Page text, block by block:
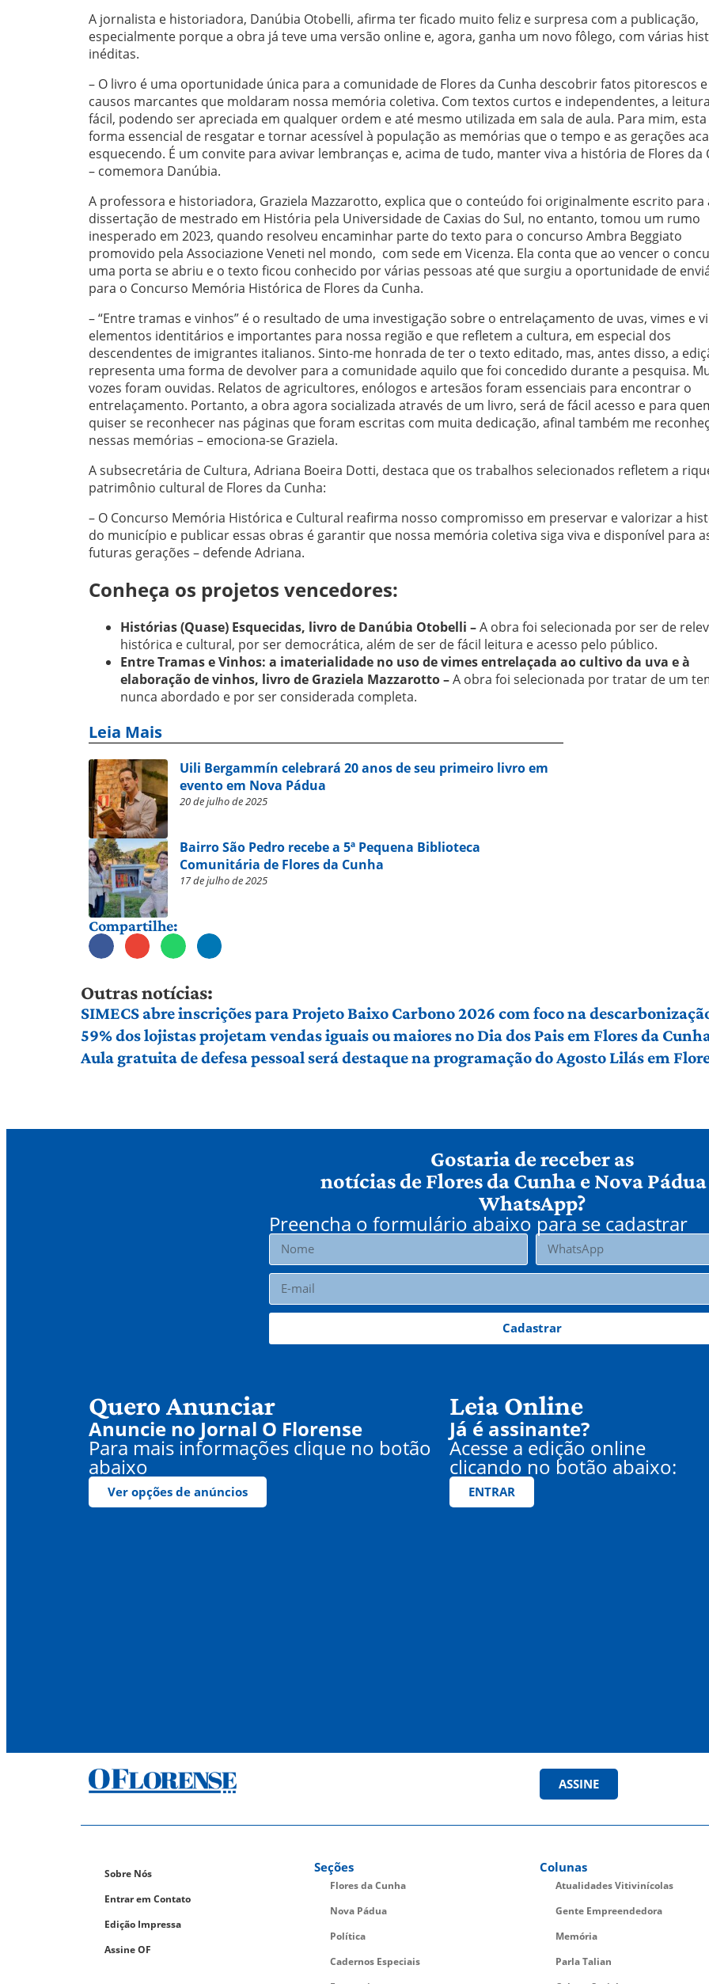
A jornalista e historiadora, Danúbia Otobelli, afirma ter ficado muito feliz e surpresa com a publicação,
especialmente porque a obra já teve uma versão online e, agora, ganha um novo fôlego, com várias
inéditas.
– O livro é uma oportunidade única para a comunidade de Flores da Cunha descobrir fatos pitorescos e
causos marcantes que moldaram nossa memória coletiva. Com textos curtos e independentes, a
fácil, podendo ser apreciada em qualquer ordem e até mesmo utilizada em sala de aula. Para mim,
forma essencial de resgatar e tornar acessível à população as memórias que o tempo e as gerações
esquecendo. É um convite para avivar lembranças e, acima de tudo, manter viva a história de Flores da
– comemora Danúbia.
A professora e historiadora, Graziela Mazzarotto, explica que o conteúdo foi originalmente escrito para
dissertação de mestrado em História pela Universidade de Caxias do Sul, no entanto, tomou um rumo
inesperado em 2023, quando resolveu encaminhar parte do texto para o concurso Ambra Beggiato
promovido pela Associazione Veneti nel mondo, com sede em Vicenza. Ela conta que ao vencer o
uma porta se abriu e o texto ficou conhecido por várias pessoas até que surgiu a oportunidade de
para o Concurso Memória Histórica de Flores da Cunha.
– “Entre tramas e vinhos” é o resultado de uma investigação sobre o entrelaçamento de uvas, vimes e
elementos identitários e importantes para nossa região e que refletem a cultura, em especial dos
descendentes de imigrantes italianos. Sinto-me honrada de ter o texto editado, mas, antes disso, a
representa uma forma de devolver para a comunidade aquilo que foi concedido durante a pesquisa.
vozes foram ouvidas. Relatos de agricultores, enólogos e artesãos foram essenciais para encontrar o
entrelaçamento. Portanto, a obra agora socializada através de um livro, será de fácil acesso e para
quiser se reconhecer nas páginas que foram escritas com muita dedicação, afinal também me
nessas memórias – emociona-se Graziela.
A subsecretária de Cultura, Adriana Boeira Dotti, destaca que os trabalhos selecionados refletem a
patrimônio cultural de Flores da Cunha:
– O Concurso Memória Histórica e Cultural reafirma nosso compromisso em preservar e valorizar a
do município e publicar essas obras é garantir que nossa memória coletiva siga viva e disponível para
futuras gerações – defende Adriana.
Conheça os projetos vencedores:
Histórias (Quase) Esquecidas, livro de Danúbia Otobelli –A obra foi selecionada por ser de
histórica e cultural, por ser democrática, além de ser de fácil leitura e acesso pelo público.
Entre Tramas e Vinhos: a imaterialidade no uso de vimes entrelaçada ao cultivo da uva e à
elaboração de vinhos, livro de Graziela Mazzarotto –A obra foi selecionada por tratar de um
nunca abordado e por ser considerada completa.
Leia Mais
Uili Bergammín celebrará 20 anos de seu primeiro livro em
evento em Nova Pádua
20 de julho de 2025
Bairro São Pedro recebe a 5ª Pequena Biblioteca
Comunitária de Flores da Cunha
17 de julho de 2025
Compartilhe:
Outras notícias:
SIMECS abre inscrições para Projeto Baixo Carbono 2026 com foco na
59% dos lojistas projetam vendas iguais ou maiores no Dia dos Pais em Flores da
Aula gratuita de defesa pessoal será destaque na programação do Agosto Lilás em
Gostaria de receber as
notícias de Flores da Cunha e Nova
WhatsApp?
Preencha o formulário abaixo para se cadastrar
Cadastrar
Quero Anunciar
Anuncie no Jornal O Florense
Para mais informações clique no botão
abaixo
Ver opções de anúncios
Leia Online
Já é assinante?
Acesse a edição online
clicando no botão abaixo:
ENTRAR
ASSINE
Sobre Nós
Entrar em Contato
Edição Impressa
Assine OF
Seções
Flores da Cunha
Nova Pádua
Política
Cadernos Especiais
Colunas
Atualidades Vitivinícolas
Gente Empreendedora
Memória
Parla Talian